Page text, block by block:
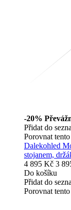
-20%
Přidat do
Porovnat
Dalekohled
stojanem,
4 895 Kč 3
Do košíku
Přidat do
Porovnat